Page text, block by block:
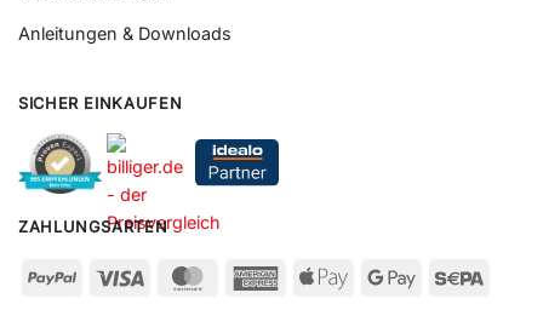
Anleitungen & Downloads
SICHER EINKAUFEN
ZAHLUNGSARTEN